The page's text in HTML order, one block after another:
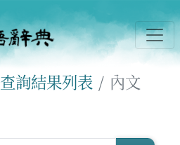
查詢結果列表 內文